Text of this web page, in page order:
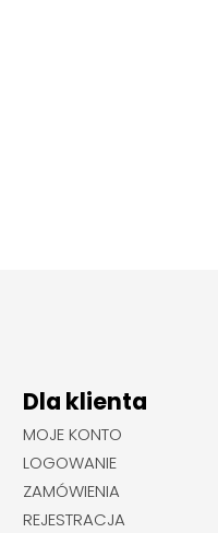
Dla klienta
MOJE KONTO
LOGOWANIE
ZAMÓWIENIA
REJESTRACJA